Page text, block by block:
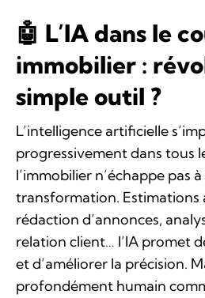
🤖 L’IA dans le
immobilier :
simple outil ?
L’intelligence artificielle
progressivement dans tous
l’immobilier n’échappe pas
transformation. Estimations
rédaction d’annonces,
relation client… l’IA promet
et d’améliorer la précision.
profondément humain